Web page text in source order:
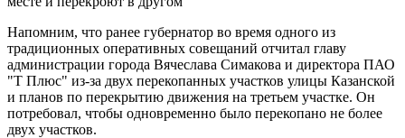
Напомним, что ранее губернатор во время одного из
традиционных оперативных совещаний отчитал главу
администрации города Вячеслава Симакова и директора ПАО
"Т Плюс" из-за двух перекопанных участков улицы Казанской
и планов по перекрытию движения на третьем участке. Он
потребовал, чтобы одновременно было перекопано не более
двух участков.